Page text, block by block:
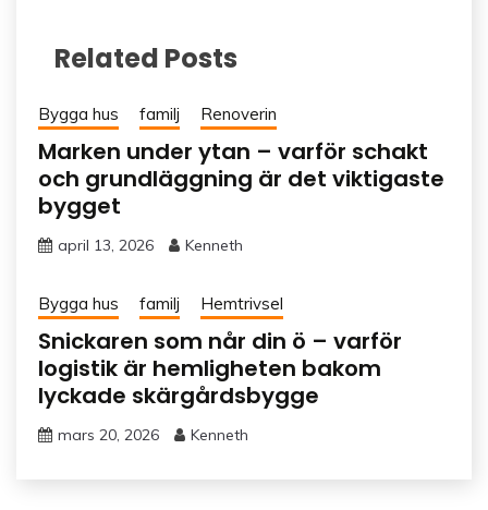
Related Posts
Bygga hus familj Renoverin
Marken under ytan – varför schakt
och grundläggning är det viktigaste
bygget
april 13, 2026 Kenneth
Bygga hus familj Hemtrivsel
Snickaren som når din ö – varför
logistik är hemligheten bakom
lyckade skärgårdsbygge
mars 20, 2026 Kenneth